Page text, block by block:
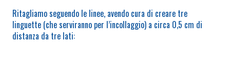
Ritagliamo seguendo le linee, avendo cura di creare tre
linguette (che serviranno per l’incollaggio) a circa 0,5 cm di
distanza da tre lati: